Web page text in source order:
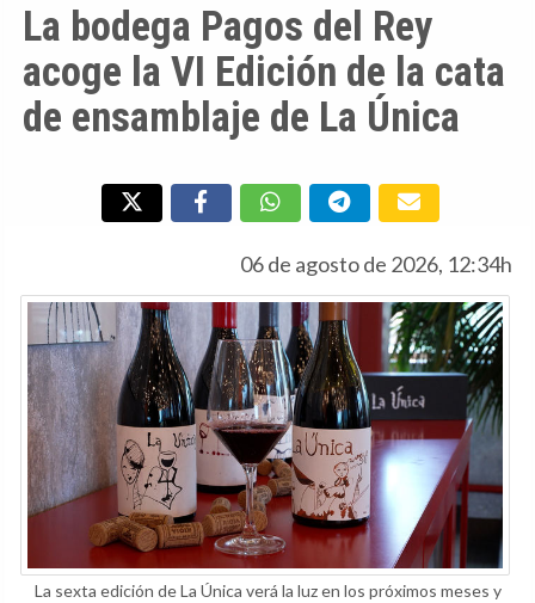
La bodega Pagos del Rey
acoge la VI Edición de la cata
de ensamblaje de La Única
06 de agosto de 2026, 12:34h
La sexta edición de La Única verá la luz en los próximos meses y